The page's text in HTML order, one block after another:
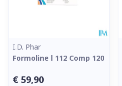
I.D. Phar
Formoline l 112 Comp 120
€ 59,90